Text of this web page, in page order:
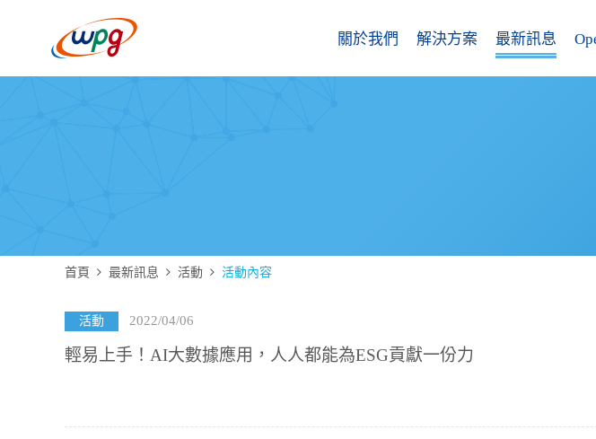
關於我們 解決方案 最新訊息
首頁 最新訊息 活動 活動內容
活動 2022/04/06
輕易上手！AI大數據應用，人人都能為ESG貢獻一份力